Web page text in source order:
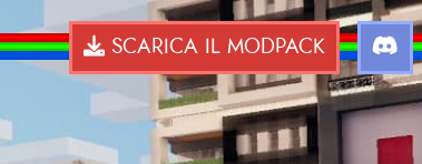
SCARICA IL MODPACK